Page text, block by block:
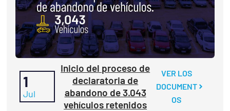
1
Jul
Inicio del proceso de
declaratoria de
abandono de 3.043
vehículos retenidos
VER LOS
DOCUMENT
OS